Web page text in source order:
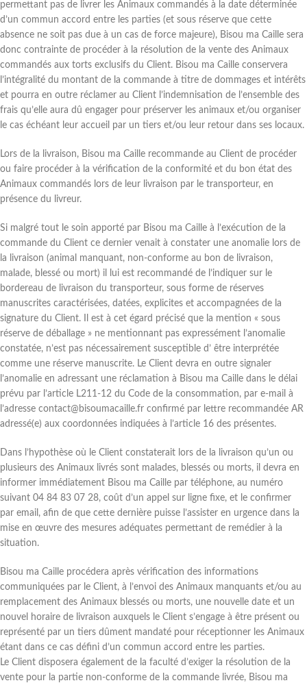
permettant pas de livrer les Animaux commandés à la date déterminée
d’un commun accord entre les parties (et sous réserve que cette
absence ne soit pas due à un cas de force majeure), Bisou ma Caille sera
donc contrainte de procéder à la résolution de la vente des Animaux
commandés aux torts exclusifs du Client. Bisou ma Caille conservera
l’intégralité du montant de la commande à titre de dommages et intérêts
et pourra en outre réclamer au Client l’indemnisation de l’ensemble des
frais qu’elle aura dû engager pour préserver les animaux et/ou organiser
le cas échéant leur accueil par un tiers et/ou leur retour dans ses locaux.
Lors de la livraison, Bisou ma Caille recommande au Client de procéder
ou faire procéder à la vérification de la conformité et du bon état des
Animaux commandés lors de leur livraison par le transporteur, en
présence du livreur.
Si malgré tout le soin apporté par Bisou ma Caille à l’exécution de la
commande du Client ce dernier venait à constater une anomalie lors de
la livraison (animal manquant, non-conforme au bon de livraison,
malade, blessé ou mort) il lui est recommandé de l’indiquer sur le
bordereau de livraison du transporteur, sous forme de réserves
manuscrites caractérisées, datées, explicites et accompagnées de la
signature du Client. Il est à cet égard précisé que la mention « sous
réserve de déballage » ne mentionnant pas expressément l’anomalie
constatée, n’est pas nécessairement susceptible d’ être interprétée
comme une réserve manuscrite. Le Client devra en outre signaler
l’anomalie en adressant une réclamation à Bisou ma Caille dans le délai
prévu par l’article L211-12 du Code de la consommation, par e-mail à
l’adresse contact@bisoumacaille.fr confirmé par lettre recommandée AR
adressé(e) aux coordonnées indiquées à l’article 16 des présentes.
Dans l’hypothèse où le Client constaterait lors de la livraison qu’un ou
plusieurs des Animaux livrés sont malades, blessés ou morts, il devra en
informer immédiatement Bisou ma Caille par téléphone, au numéro
suivant 04 84 83 07 28, coût d’un appel sur ligne fixe, et le confirmer
par email, afin de que cette dernière puisse l’assister en urgence dans la
mise en œuvre des mesures adéquates permettant de remédier à la
situation.
Bisou ma Caille procédera après vérification des informations
communiquées par le Client, à l’envoi des Animaux manquants et/ou au
remplacement des Animaux blessés ou morts, une nouvelle date et un
nouvel horaire de livraison auxquels le Client s’engage à être présent ou
représenté par un tiers dûment mandaté pour réceptionner les Animaux
étant dans ce cas défini d’un commun accord entre les parties.
Le Client disposera également de la faculté d’exiger la résolution de la
vente pour la partie non-conforme de la commande livrée, Bisou ma